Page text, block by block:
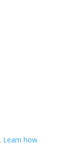
Learn how